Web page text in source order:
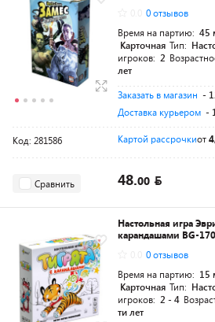
0 отзывов
Время на партию: 45
Карточная Тип:
игроков: 2
лет
Заказать в магазин -
Доставка курьером -
Код: 281586 Картой рассрочкиот
Сравнить 48.00
Настольная игра
карандашами BG-
0 отзывов
Время на партию: 15
Карточная Тип:
игроков: 2 - 4
ти лет